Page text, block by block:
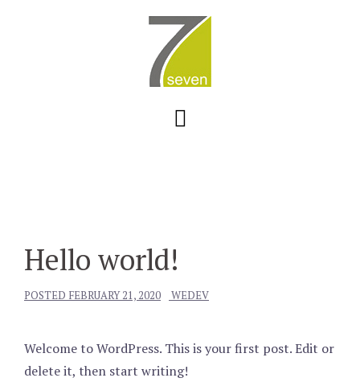
Hello world!
POSTED FEBRUARY 21, 2020 WEDEV
Welcome to WordPress. This is your first post. Edit or
delete it, then start writing!